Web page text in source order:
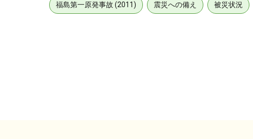
福島第一原発事故 (2011) 震災への備え 被災状況